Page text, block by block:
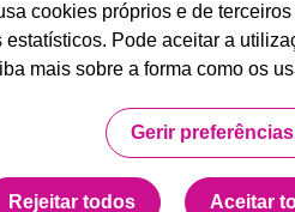
cookies próprios e de
estatísticos. Pode aceitar a
mais sobre a forma como os
Gerir preferências
Rejeitar todos Aceitar